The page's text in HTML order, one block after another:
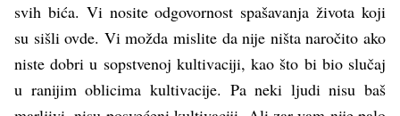
svih bića. Vi nosite odgovornost spašavanja života koji
su sišli ovde. Vi možda mislite da nije ništa naročito ako
niste dobri u sopstvenoj kultivaciji, kao što bi bio slučaj
u ranijim oblicima kultivacije. Pa neki ljudi nisu baš